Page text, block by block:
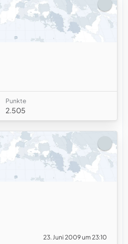
Punkte
2.505
23. Juni 2009 um 23:10